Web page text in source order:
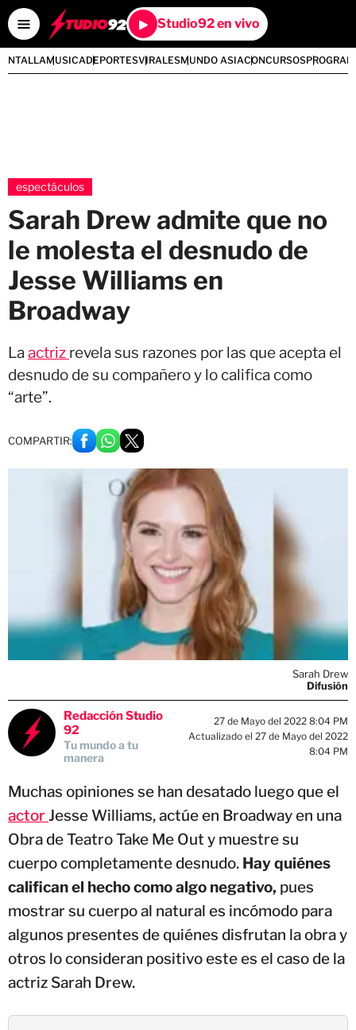
Studio92 en vivo
MUSICADEPORTESVIRALESMUNDO ASIACONCURSOS
espectáculos
Sarah Drew admite que no
le molesta el desnudo de
Jesse Williams en
Broadway
La actriz revela sus razones por las que acepta el
desnudo de su compañero y lo califica como
“arte”.
COMPARTIR:
Sarah Drew
Difusión
Redacción Studio
92
Tu mundo a tu
manera
27 de Mayo del 2022 8:04 PM
Actualizado el 27 de Mayo del 2022
8:04 PM
Muchas opiniones se han desatado luego que el
actor Jesse Williams, actúe en Broadway en una
Obra de Teatro Take Me Out y muestre su
cuerpo completamente desnudo. Hay quiénes
califican el hecho como algo negativo, pues
mostrar su cuerpo al natural es incómodo para
algunos presentes de quiénes disfrutan la obra y
otros lo consideran positivo este es el caso de la
actriz Sarah Drew.